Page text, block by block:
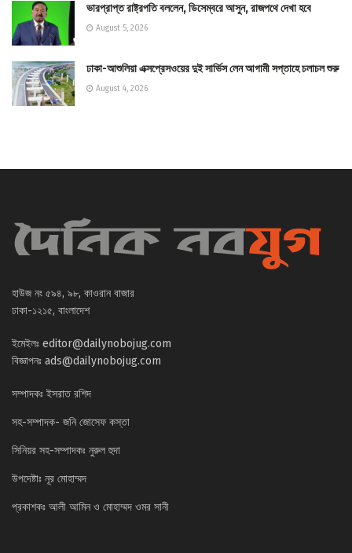
ভারপ্রাপ্ত রাষ্ট্রপতি বললেন, ডিসেম্বরে আসুন, রাজপথে দেখা হবে
August 5, 2026
ঢাকা-আশুলিয়া এক্সপ্রেসওয়ের দুই সার্ভিস লেন আগামী সপ্তাহে চলাচল শুরু
August 4, 2026
হাউজ নং ৫৯৪, ৯৮, কাওরান বাজার
ঢাকা-১২১৫, বাংলাদেশ
ইমেইলঃ editor@dailynobojug.com
বিজ্ঞাপনঃ ads@dailynobojug.com
সম্পাদকঃ ইসরাত রশিদ
সহ-সম্পাদক- জনি জোসেফ কস্তা
সিনিয়র সহ-সম্পাদকঃ নুরুল হুদা
উপদেষ্টাঃ নূর মোহাম্মদ
প্রকাশকঃ আলী আমিন ও মোহাম্মদ ওমর সানী